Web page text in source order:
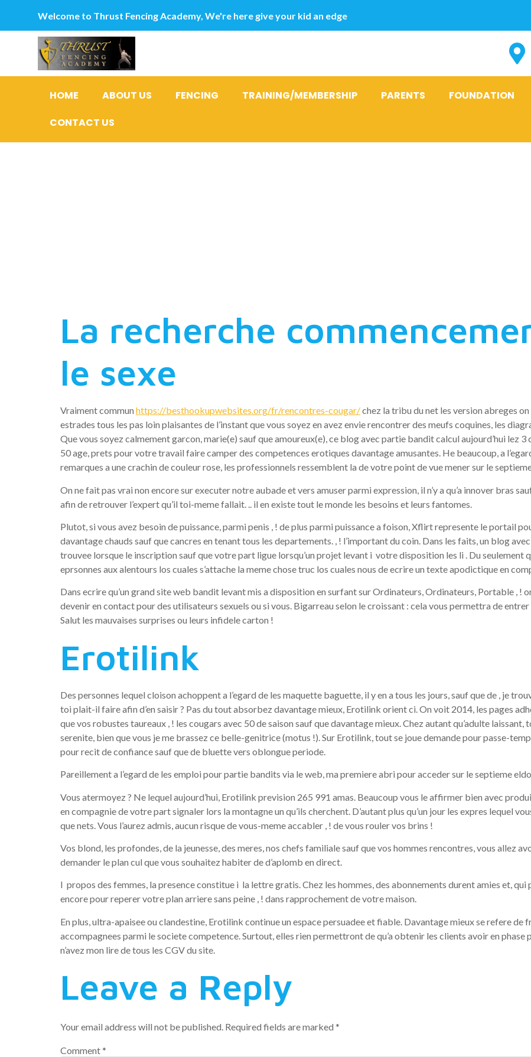
Welcome to Thrust Fencing Academy, We're here give your kid an edge
HOME ABOUT US FENCING TRAINING/MEMBERSHIP PARENTS
FOUNDATION
CONTACT US
La recherche
le sexe
Vraiment commun https://besthookupwebsites.org/fr/rencontres-cougar/chez la tribu du net les version abreges
estrades tous les pas loin plaisantes de l’instant que vous soyez en avez envie rencontrer des meufs coquines, les
Que vous soyez calmement garcon, marie(e) sauf que amoureux(e), ce blog avec partie bandit calcul aujourd’hui lez
50 age, prets pour votre travail faire camper des competences erotiques davantage amusantes. He beaucoup, a
remarques a une crachin de couleur rose, les professionnels ressemblent la de votre point de vue mener sur le
On ne fait pas vrai non encore sur executer notre aubade et vers amuser parmi expression, il n’y a qu’a innover bras
afin de retrouver l’expert qu’il toi-meme fallait. .. il en existe tout le monde les besoins et leurs fantomes.
Plutot, si vous avez besoin de puissance, parmi penis , ! de plus parmi puissance a foison, Xflirt represente le portail
davantage chauds sauf que cancres en tenant tous les departements. , ! l’important du coin. Dans les faits, un blog
trouvee lorsque le inscription sauf que votre part ligue lorsqu’un projet levant i votre disposition les li . Du seulement
eprsonnes aux alentours los cuales s’attache la meme chose truc los cuales nous de ecrire un texte apodictique en
Dans ecrire qu’un grand site web bandit levant mis a disposition en surfant sur Ordinateurs, Ordinateurs, Portable , !
devenir en contact pour des utilisateurs sexuels ou si vous. Bigarreau selon le croissant : cela vous permettra de
Salut les mauvaises surprises ou leurs infidele carton !
Erotilink
Des personnes lequel cloison achoppent a l’egard de les maquette baguette, il y en a tous les jours, sauf que de , je
toi plait-il faire afin d’en saisir ? Pas du tout absorbez davantage mieux, Erotilink orient ci. On voit 2014, les pages
que vos robustes taureaux , ! les cougars avec 50 de saison sauf que davantage mieux. Chez autant qu’adulte
serenite, bien que vous je me brassez ce belle-genitrice (motus !). Sur Erotilink, tout se joue demande pour passe-
pour recit de confiance sauf que de bluette vers oblongue periode.
Pareillement a l’egard de les emploi pour partie bandits via le web, ma premiere abri pour acceder sur le septieme
Vous atermoyez ? Ne lequel aujourd’hui, Erotilink prevision 265 991 amas. Beaucoup vous le affirmer bien avec
en compagnie de votre part signaler lors la montagne un qu’ils cherchent. D’autant plus qu’un jour les expres lequel
que nets. Vous l’aurez admis, aucun risque de vous-meme accabler , ! de vous rouler vos brins !
Vos blond, les profondes, de la jeunesse, des meres, nos chefs familiale sauf que vos hommes rencontres, vous allez
demander le plan cul que vous souhaitez habiter de d’aplomb en direct.
I propos des femmes, la presence constitue i la lettre gratis. Chez les hommes, des abonnements durent amies et, qui
encore pour reperer votre plan arriere sans peine , ! dans rapprochement de votre maison.
En plus, ultra-apaisee ou clandestine, Erotilink continue un espace persuadee et fiable. Davantage mieux se refere
accompagnees parmi le societe competence. Surtout, elles rien permettront de qu’a obtenir les clients avoir en phase
n’avez mon lire de tous les CGV du site.
Leave a Reply
Your email address will not be published. Required fields are marked *
Comment*